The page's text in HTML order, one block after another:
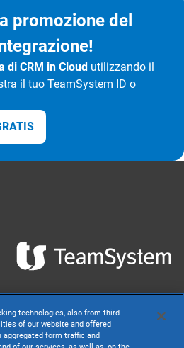
promozione del
di CRM in Cloud utilizzando il
il tuo TeamSystem ID o
technologies, also from third
of our website and offered
form traffic and